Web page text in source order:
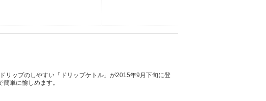
リップのしやすい「ドリップケトル」が2015年9月下旬に登
単に愉しめます。